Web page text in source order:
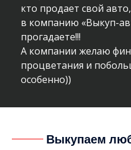
кто продает свой
в компанию «Выкуп-
прогадаете!!!
А компании желаю
процветания и
особенно))
Выкупаем